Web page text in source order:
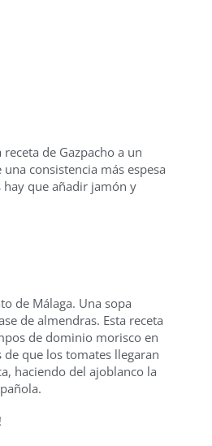
de Gazpacho a un
consistencia más espesa
hay que añadir jamón y
de Málaga. Una sopa
de almendras. Esta receta
de dominio morisco en
de que los tomates llegaran
haciendo del ajoblanco la